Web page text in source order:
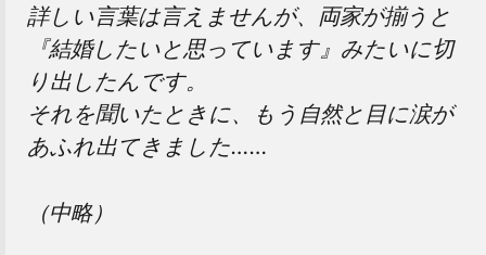
詳しい言葉は言えませんが、両家が揃うと
『結婚したいと思っています』みたいに切
り出したんです。
それを聞いたときに、もう自然と目に涙が
あふれ出てきました……
（中略）